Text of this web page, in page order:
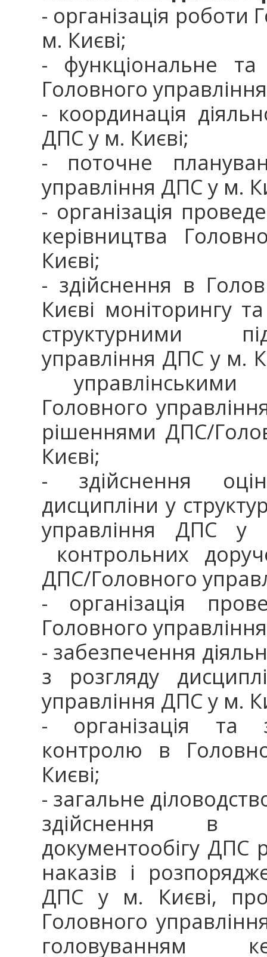
- організація роботи
м. Києві;
- функціональне та
Головного
- координація
ДПС у м. Києві;
- поточне
управління ДПС у м.
- організація
керівництва
Києві;
- здійснення в
Києві моніторингу
структурними
управління ДПС у м.
управлінськими
Головного
рішеннями ДПС/
Києві;
- здійснення
дисципліни у
управління ДПС у
контрольних
ДПС/Головного
- організація
Головного
- забезпечення
з розгляду
управління ДПС у м.
- організація та
контролю в
Києві;
- загальне
здійснення в
документообігу ДПС
наказів і
ДПС у м. Києві,
Головного
головуванням